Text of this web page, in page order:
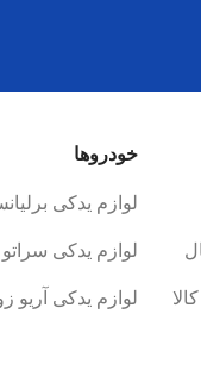
خودروها
لوازم یدکی
لوازم یدکی سراتو
لوازم یدکی آریو